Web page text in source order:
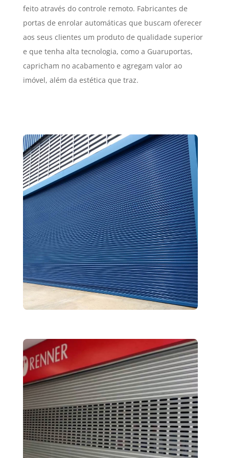
feito através do controle remoto. Fabricantes de
portas de enrolar automáticas que buscam oferecer
aos seus clientes um produto de qualidade superior
e que tenha alta tecnologia, como a Guaruportas,
capricham no acabamento e agregam valor ao
imóvel, além da estética que traz.